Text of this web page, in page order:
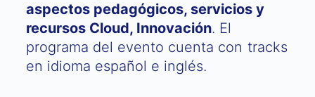
aspectos pedagógicos, servicios y
recursos Cloud, Innovación. El
programa del evento cuenta con tracks
en idioma español e inglés.